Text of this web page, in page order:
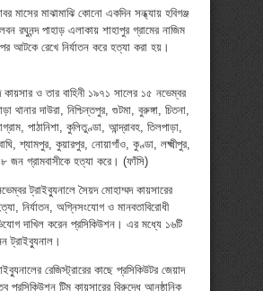
মাসের মাঝামাঝি কোনো একদিন সন্ধ্যায় হবিগঞ্জ
রঘুনন্দ পাহাড় এলাকায় শাহাপুর গ্রামের নাজিম
আটকে রেখে নির্যাতন করে হত্যা করা হয়।
ও তার বাহিনী ১৯৭১ সালের ১৫ নভেম্বর
থানার দাউরা, নিশ্চিন্তপুর, গুটমা, বুরুঙ্গা, চিতনা,
পাঠানিশা, কুলিতুণ্ডা, আন্দ্রাবহ, তিলপাড়া,
শ্যামপুর, কুয়ারপুর, নোয়াগাঁও, কুণ্ডা, লক্ষ্মীপুর,
জন গ্রামবাসীকে হত্যা করে। (ফাঁসি)
ট্রাইব্যুনালে সৈয়দ মোহাম্মদ কায়সারের
নির্যাতন, অগ্নিসংযোগ ও মানবতাবিরোধী
দাখিল করেন প্রসিকিউশন। এর মধ্যে ১৬টি
ট্রাইব্যুনাল।
রেজিস্ট্রারের কাছে প্রসিকিউটর জেয়াদ
প্রসিকিউশন টিম কায়সারের বিরুদ্ধে আনুষ্ঠানিক